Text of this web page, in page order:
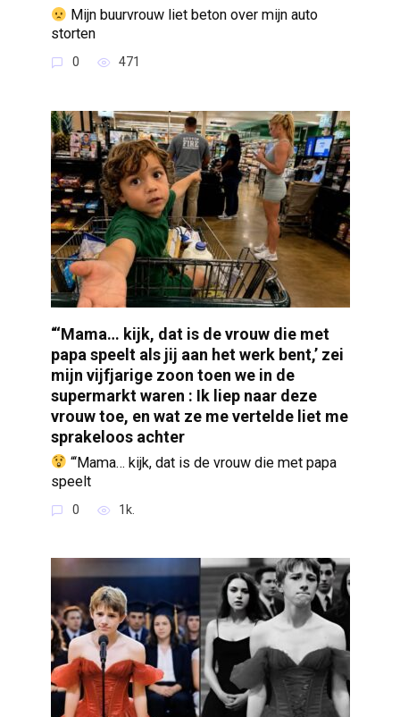
Mijn buurvrouw liet beton over mijn auto
storten
0 471
“‘Mama… kijk, dat is de vrouw die met
papa speelt als jij aan het werk bent,’ zei
mijn vijfjarige zoon toen we in de
supermarkt waren : Ik liep naar deze
vrouw toe, en wat ze me vertelde liet me
sprakeloos achter
“‘Mama… kijk, dat is de vrouw die met papa
speelt
0 1k.